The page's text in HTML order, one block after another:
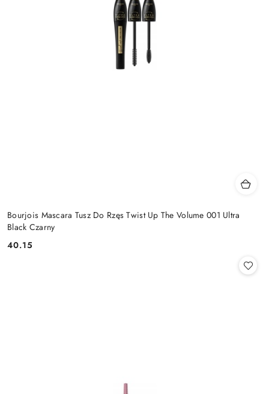
Bourjois Mascara Tusz Do Rzęs Twist Up The Volume 001 Ultra
Black Czarny
Cena:
40.15